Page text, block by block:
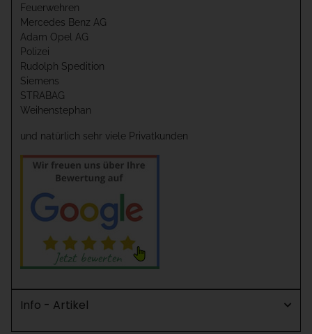
Feuerwehren
Mercedes Benz AG
Adam Opel AG
Polizei
Rudolph Spedition
Siemens
STRABAG
Weihenstephan
und natürlich sehr viele Privatkunden
Info - Artikel